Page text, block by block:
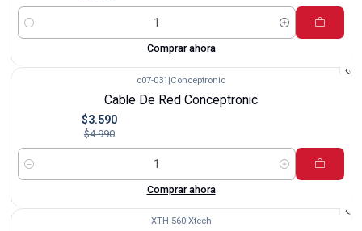
Cantidad
Comprar ahora
c07-031 Conceptronic
Cable De Red Conceptronic
$3.590
$4.990
Cantidad
Comprar ahora
XTH-560| Xtech